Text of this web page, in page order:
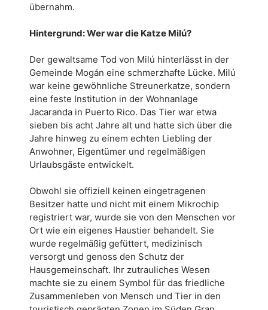
übernahm.
Hintergrund: Wer war die Katze Milú?
Der gewaltsame Tod von Milú hinterlässt in der
Gemeinde Mogán eine schmerzhafte Lücke. Milú
war keine gewöhnliche Streunerkatze, sondern
eine feste Institution in der Wohnanlage
Jacaranda in Puerto Rico. Das Tier war etwa
sieben bis acht Jahre alt und hatte sich über die
Jahre hinweg zu einem echten Liebling der
Anwohner, Eigentümer und regelmäßigen
Urlaubsgäste entwickelt.
Obwohl sie offiziell keinen eingetragenen
Besitzer hatte und nicht mit einem Mikrochip
registriert war, wurde sie von den Menschen vor
Ort wie ein eigenes Haustier behandelt. Sie
wurde regelmäßig gefüttert, medizinisch
versorgt und genoss den Schutz der
Hausgemeinschaft. Ihr zutrauliches Wesen
machte sie zu einem Symbol für das friedliche
Zusammenleben von Mensch und Tier in den